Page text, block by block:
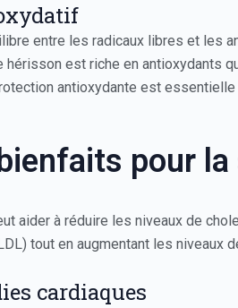
entre les radicaux libres et les
est riche en antioxydants
antioxydante est
pour
aider à réduire les niveaux de
tout en augmentant les niveaux
cardiaques